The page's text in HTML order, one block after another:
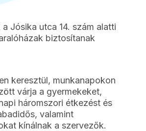
Jósika utca 14. szám alatti
biztosítanak
keresztül, munkanapokon
várja a gyermekeket,
háromszori étkezést és
valamint
kínálnak a szervezők.